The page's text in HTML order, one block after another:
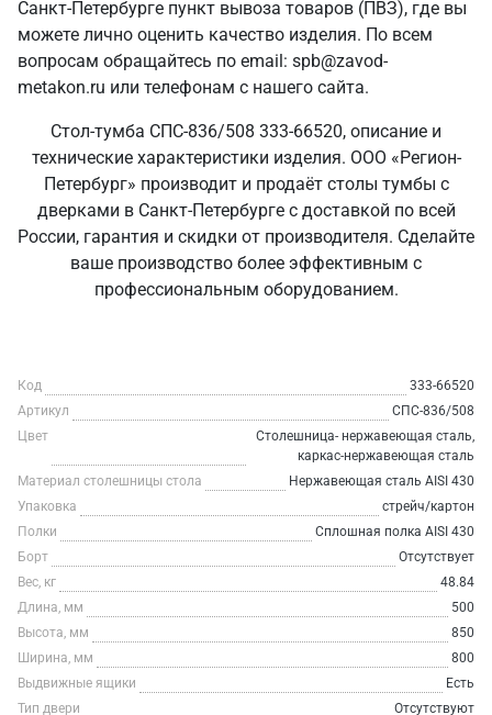
Санкт‑Петербурге пункт вывоза товаров (ПВЗ), где вы
можете лично оценить качество изделия. По всем
вопросам обращайтесь по email: spb@zavod-
metakon.ru или телефонам с нашего сайта.
Стол-тумба СПС-836/508 333-66520, описание и
технические характеристики изделия. ООО «Регион-
Петербург» производит и продаёт столы тумбы с
дверками в Санкт‑Петербурге с доставкой по всей
России, гарантия и скидки от производителя. Сделайте
ваше производство более эффективным с
профессиональным оборудованием.
Код
333-66520
Артикул
СПС-836/508
Цвет
Столешница- нержавеющая сталь,
каркас-нержавеющая сталь
Материал столешницы стола
Нержавеющая сталь AISI 430
Упаковка
стрейч/картон
Полки
Сплошная полка AISI 430
Борт
Отсутствует
Вес, кг
48.84
Длина, мм
500
Высота, мм
850
Ширина, мм
800
Выдвижные ящики
Есть
Тип двери
Отсутствуют